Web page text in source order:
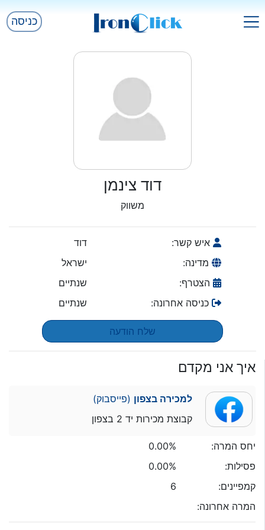
כניסה
דוד צינמן
משווק
איש קשר:
דוד
מדינה:
ישראל
הצטרף:
שנתיים
כניסה אחרונה:
שנתיים
שלח הודעה
איך אני מקדם
למכירה בצפון (פייסבוק)
קבוצת מכירות יד 2 בצפון
יחס המרה:
0.00%
פסילות:
0.00%
קמפיינים:
6
המרה אחרונה: